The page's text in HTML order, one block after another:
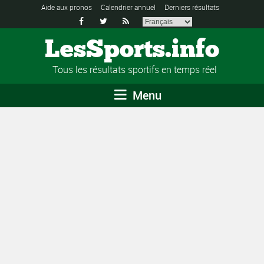
Aide aux pronos Calendrier annuel Derniers résultats
  
LesSports.info
Tous les résultats sportifs en temps réel
Menu